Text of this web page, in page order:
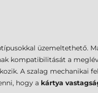
üzemeltethető.
kompatibilitását a
A szalag mechanikai
hogy a kártya